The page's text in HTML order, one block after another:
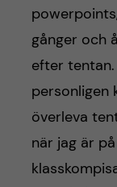
gånger och
efter
personligen
överleva
när jag är